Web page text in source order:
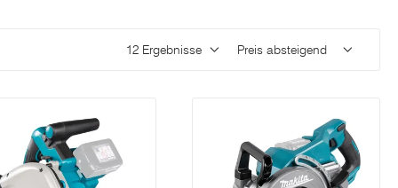
Ergebnisse pro Seite Sortieren